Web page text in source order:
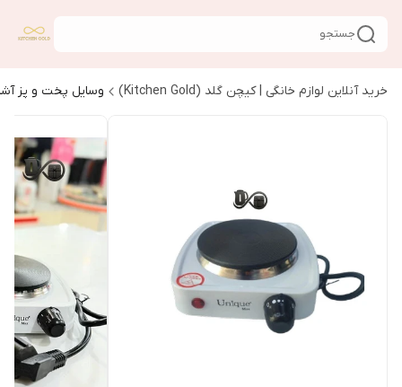
جستجو
خرید آنلاین لوازم خانگی | کیچن گلد (Kitchen Gold) وسایل پخت و پز